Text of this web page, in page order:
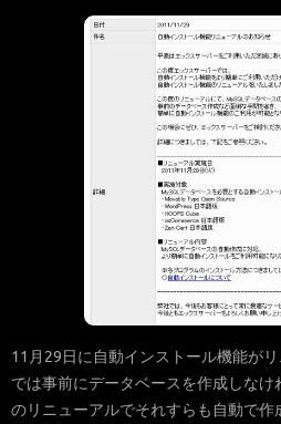
11月29日に自動インストール機能が
では事前にデータベースを作成しな
のリニューアルでそれすらも自動で作